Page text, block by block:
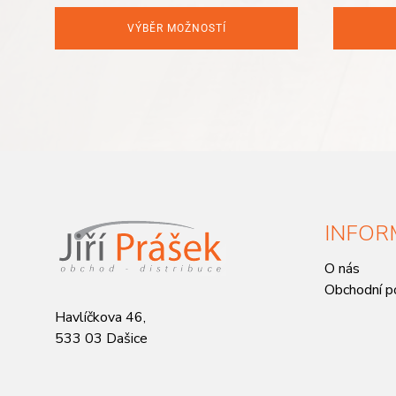
VÝBĚR MOŽNOSTÍ
Havlíčkova 46,
533 03 Dašice
O nás
Obchodní